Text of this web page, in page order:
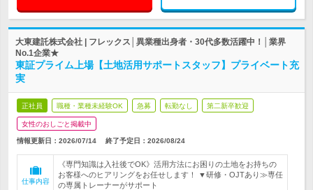
大東建託株式会社 | フレックス│異業種出身者・30代多数活躍中！│業界
No.1企業★
東証プライム上場【土地活用サポートスタッフ】プライベート充
実
正社員 職種・業種未経験OK 急募 転勤なし 第二新卒歓迎
女性のおしごと掲載中
情報更新日：2026/07/14 終了予定日： 2026/08/24
仕事内容
《専門知識は入社後でOK》活用方法にお困りの土地をお持ちの
お客様へのヒアリングをお任せします！ ▼研修・OJTあり≫専任
の専属トレーナーがサポート